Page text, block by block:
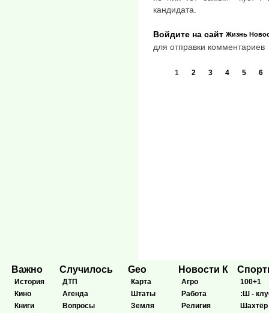
кандидата.
Жизнь
Войдите на сайт
для отправки комментариев
1 2 3 4 5 6
Важно
История
Кино
Книги
Случилось
ДТП
Агенда
Вопросы
Geo
Карта
Штаты
Земля
Новости К
Агро
Работа
Религия
100+1
:Ш -
Шахтёр